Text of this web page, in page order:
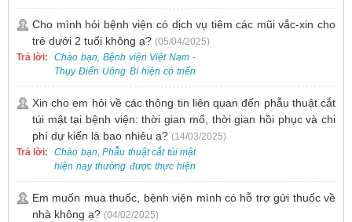
nguy cơ nhiễm HPV. Tại Bệnh
viện Việt Nam - Thụy Điển Uông
Bí, chúng tôi cung cấp các dịch
vụ thăm khám và xét nghiệm
chuyên sâu để phát hiện sớm
HPV và tầm soát ung thư cổ tử
Cho mình hỏi bệnh viện có dịch vụ tiêm các mũi vắc-xin cho
trẻ dưới 2 tuổi không ạ? (05/04/2025)
Trả lời:
Chào bạn, Bệnh viện Việt Nam -
Thụy Điển Uông Bí hiện có triển
khai dịch vụ tiêm vắc-xin cho trẻ
dưới 2 tuổi.
Xin cho em hỏi về các thông tin liên quan đến phẫu thuật cắt
túi mật tại bệnh viện: thời gian mổ, thời gian hồi phục và chi
phí dự kiến là bao nhiêu ạ? (14/03/2025)
Trả lời:
Chào bạn, Phẫu thuật cắt túi mật
hiện nay thường được thực hiện
bằng phương pháp nội soi, đây
là một kỹ thuật ít xâm lấn, an toàn
và phổ biến.
Em muốn mua thuốc, bệnh viện mình có hỗ trợ gửi thuốc về
nhà không ạ? (04/02/2025)